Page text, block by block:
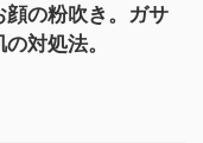
の粉吹き。ガサ
対処法。